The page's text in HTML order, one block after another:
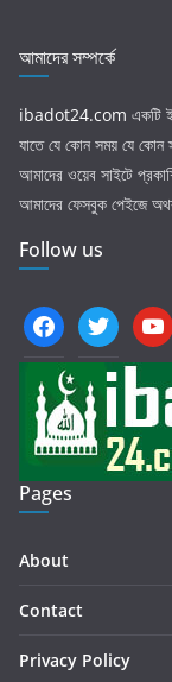
আমাদের সম্পর্কে
ibadot24.com একটি
যাতে যে কোন সময় যে কোন
আমাদের ওয়েব সাইটে
আমাদের ফেসবুক পেইজে
Follow us
facebooktwitter
Pages
About
Contact
Privacy Policy